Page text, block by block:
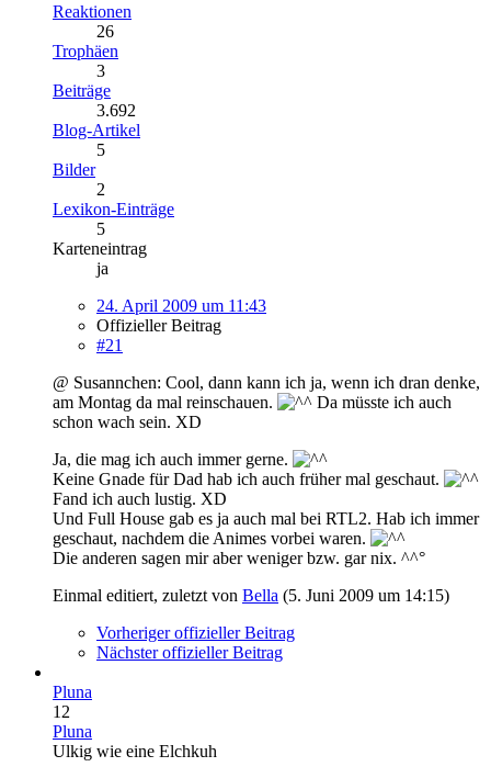
Reaktionen
26
Trophäen
3
Beiträge
3.692
Blog-Artikel
5
Bilder
2
Lexikon-Einträge
5
Karteneintrag
ja
24. April 2009 um 11:43
Offizieller Beitrag
#21
@ Susannchen: Cool, dann kann ich ja, wenn ich dran denke,
am Montag da mal reinschauen.
Da müsste ich auch
schon wach sein. XD
Ja, die mag ich auch immer gerne.
Keine Gnade für Dad hab ich auch früher mal geschaut.
Fand ich auch lustig. XD
Und Full House gab es ja auch mal bei RTL2. Hab ich immer
geschaut, nachdem die Animes vorbei waren.
Die anderen sagen mir aber weniger bzw. gar nix. ^^°
Einmal editiert, zuletzt von Bella (5. Juni 2009 um 14:15)
Vorheriger offizieller Beitrag
Nächster offizieller Beitrag
Pluna
12
Pluna
Ulkig wie eine Elchkuh